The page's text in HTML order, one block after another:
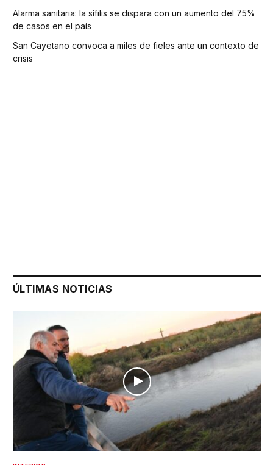
Alarma sanitaria: la sífilis se dispara con un aumento del 75%
de casos en el país
San Cayetano convoca a miles de fieles ante un contexto de
crisis
ÚLTIMAS NOTICIAS